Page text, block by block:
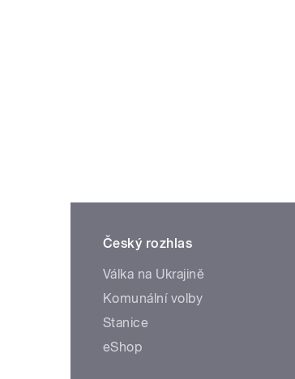
Český rozhlas
Válka na Ukrajině
Komunální volby
Stanice
eShop